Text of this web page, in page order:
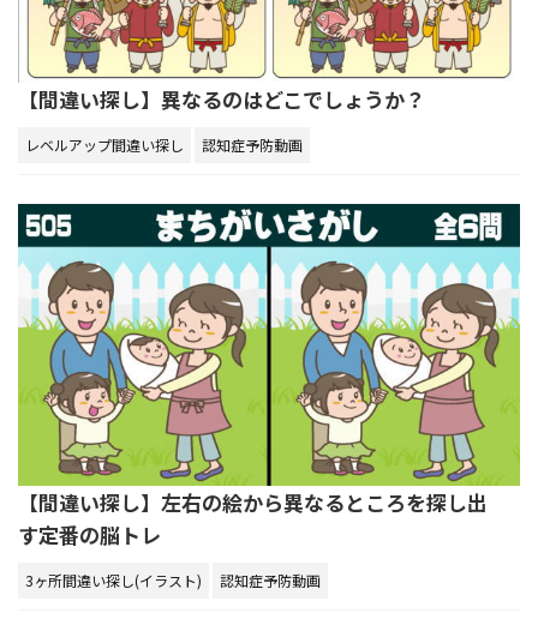
【間違い探し】異なるのはどこでしょうか？
レベルアップ間違い探し 認知症予防動画
【間違い探し】左右の絵から異なるところを探し出
す定番の脳トレ
3ヶ所間違い探し(イラスト) 認知症予防動画